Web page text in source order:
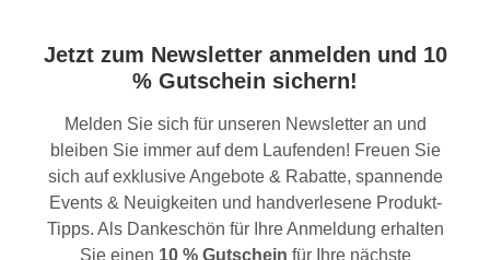
Jetzt zum Newsletter anmelden und 10
% Gutschein sichern!
Melden Sie sich für unseren Newsletter an und
bleiben Sie immer auf dem Laufenden! Freuen Sie
sich auf exklusive Angebote & Rabatte, spannende
Events & Neuigkeiten und handverlesene Produkt-
Tipps. Als Dankeschön für Ihre Anmeldung erhalten
Sie einen 10 % Gutschein für Ihre nächste